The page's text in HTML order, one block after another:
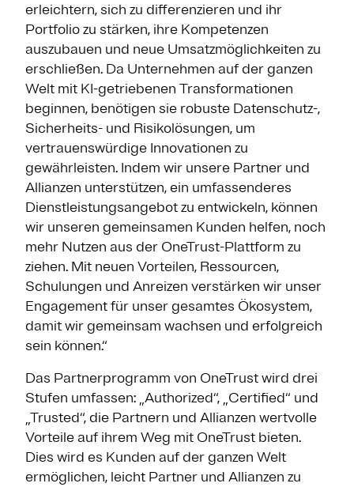
erleichtern, sich zu differenzieren und ihr
Portfolio zu stärken, ihre Kompetenzen
auszubauen und neue Umsatzmöglichkeiten zu
erschließen. Da Unternehmen auf der ganzen
Welt mit KI-getriebenen Transformationen
beginnen, benötigen sie robuste Datenschutz-,
Sicherheits- und Risikolösungen, um
vertrauenswürdige Innovationen zu
gewährleisten. Indem wir unsere Partner und
Allianzen unterstützen, ein umfassenderes
Dienstleistungsangebot zu entwickeln, können
wir unseren gemeinsamen Kunden helfen, noch
mehr Nutzen aus der OneTrust-Plattform zu
ziehen. Mit neuen Vorteilen, Ressourcen,
Schulungen und Anreizen verstärken wir unser
Engagement für unser gesamtes Ökosystem,
damit wir gemeinsam wachsen und erfolgreich
sein können.“
Das Partnerprogramm von OneTrust wird drei
Stufen umfassen: „Authorized“, „Certified“ und
„Trusted“, die Partnern und Allianzen wertvolle
Vorteile auf ihrem Weg mit OneTrust bieten.
Dies wird es Kunden auf der ganzen Welt
ermöglichen, leicht Partner und Allianzen zu